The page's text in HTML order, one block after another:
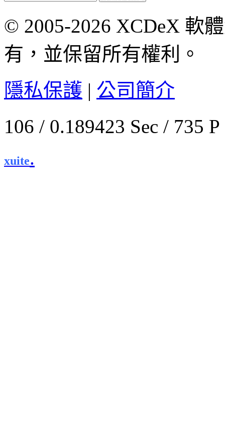
© 2005-2026 XCDeX 軟
有，並保留所有權利。
隱私保護 | 公司簡介
106 / 0.189423 Sec / 735
xuite.